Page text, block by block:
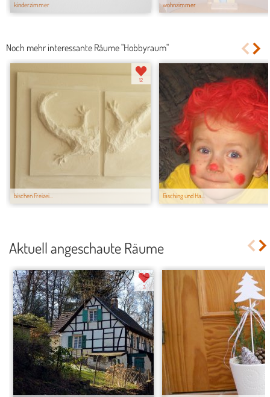
kinderzimmer wohnzimmer
Noch mehr interessante Räume "Hobbyraum"
bischen Freizei...
12
Fasching und Ha...
Aktuell angeschaute Räume
3